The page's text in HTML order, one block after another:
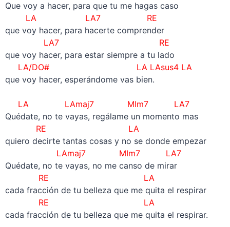
Que voy a hacer, para que tu me hagas caso
LA LA7 RE
que voy hacer, para hacerte comprender
LA7 RE
que voy hacer, para estar siempre a tu lado
LA/DO# LA LAsus4 LA
que voy hacer, esperándome vas bien.
LA LAmaj7 MIm7 LA7
Quédate, no te vayas, regálame un momento mas
RE LA
quiero decirte tantas cosas y no se donde empezar
LAmaj7 MIm7 LA7
Quédate, no te vayas, no me canso de mirar
RE LA
cada fracción de tu belleza que me quita el respirar
RE LA
cada fracción de tu belleza que me quita el respirar.